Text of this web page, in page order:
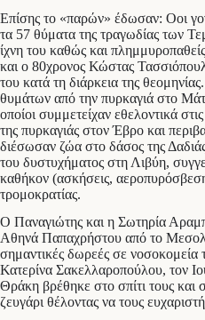
Επίσης το «παρών» έδωσαν: Οοι
τα 57 θύματα της τραγωδίας των
ίχνη του καθώς και
και ο 80χρονος Κώστας
του κατά τη διάρκεια της
θυμάτων από την πυρκαγιά στο
οποίοι συμμετείχαν εθελοντικά
της πυρκαγιάς στον Έβρο και
διέσωσαν ζώα στο δάσος της
του δυστυχήματος στη Λιβύη,
καθήκον (ασκήσεις,
τρομοκρατίας.
Ο Παναγιώτης και η Σωτηρία
Αθηνά Παπαχρήστου από το
σημαντικές δωρεές σε νοσοκομεία
Κατερίνα Σακελλαροπούλου, τον
Θράκη βρέθηκε στο σπίτι τους και
ζευγάρι θέλοντας να τους